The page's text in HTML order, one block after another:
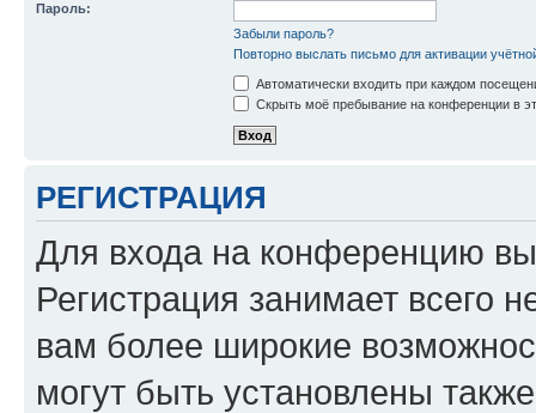
Пароль:
Забыли пароль?
Повторно выслать письмо для активации
Автоматически входить при каждом
Скрыть моё пребывание на конференции в
РЕГИСТРАЦИЯ
Для входа на конференцию
Регистрация занимает всего
вам более широкие
могут быть установлены